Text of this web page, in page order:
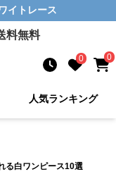
イトレース
料無料
0 0
人気ランキング
る白ワンピース10選